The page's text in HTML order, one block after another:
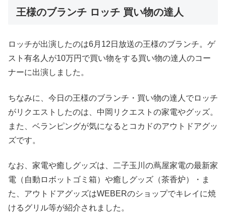
王様のブランチ ロッチ 買い物の達人
ロッチが出演したのは6月12日放送の王様のブランチ。ゲ
スト有名人が10万円で買い物をする買い物の達人のコー
ナーに出演しました。
ちなみに、今日の王様のブランチ・買い物の達人でロッチ
がリクエストしたのは、中岡リクエストの家電やグッズ。
また、ベランピングが気になるとコカドのアウトドアグッ
ズです。
なお、家電や癒しグッズは、二子玉川の蔦屋家電の最新家
電（自動ロボットゴミ箱）や癒しグッズ（茶香炉）・ま
た、アウトドアグッズはWEBERのショップでキレイに焼
けるグリル等が紹介されました。